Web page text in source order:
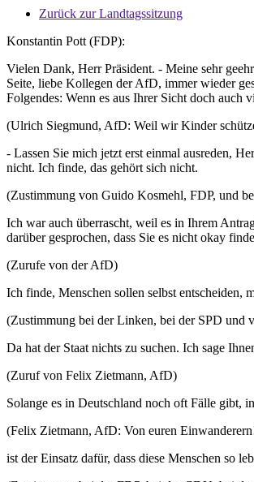
Zurück zur Landtagssitzung
Konstantin Pott (FDP):
Vielen Dank, Herr Präsident. - Meine sehr
Seite, liebe Kollegen der AfD, immer wieder
Folgendes: Wenn es aus Ihrer Sicht doch
(Ulrich Siegmund, AfD: Weil wir Kinder
- Lassen Sie mich jetzt erst einmal ausreden,
nicht. Ich finde, das gehört sich nicht.
(Zustimmung von Guido Kosmehl, FDP, und
Ich war auch überrascht, weil es in Ihrem
darüber gesprochen, dass Sie es nicht okay
(Zurufe von der AfD)
Ich finde, Menschen sollen selbst entscheiden,
(Zustimmung bei der Linken, bei der SPD und
Da hat der Staat nichts zu suchen. Ich sage
(Zuruf von Felix Zietmann, AfD)
Solange es in Deutschland noch oft Fälle gibt,
(Felix Zietmann, AfD: Von euren
ist der Einsatz dafür, dass diese Menschen so